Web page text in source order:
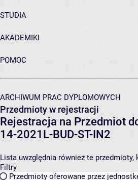
STUDIA
AKADEMIKI
POMOC
ARCHIWUM PRAC DYPLOMOWYCH
Przedmioty w rejestracji
Rejestracja na Przedmiot
14-2021L-BUD-ST-IN2
Lista uwzględnia również te
Filtry
Przedmioty oferowane przez